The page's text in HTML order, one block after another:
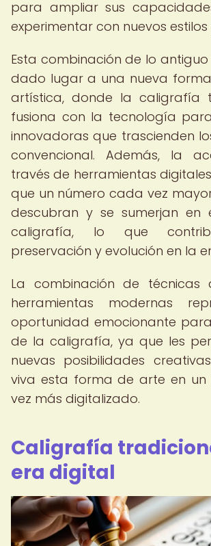
para ampliar sus
experimentar con nuevos estilos
Esta combinación de lo
dado lugar a una nueva
artística, donde la caligrafía
fusiona con la tecnología
innovadoras que trascienden
convencional. Además, la
través de herramientas
que un número cada vez
descubran y se sumerjan
caligrafía, lo que
preservación y evolución en la
La combinación de técnicas
herramientas modernas
oportunidad emocionante
de la caligrafía, ya que les
nuevas posibilidades
viva esta forma de arte en
vez más digitalizado.
Caligrafía
era digital